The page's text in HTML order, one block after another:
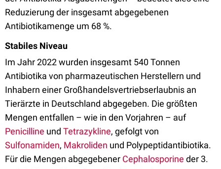
Reduzierung der insgesamt abgegebenen
Antibiotikamenge um 68 %.
Stabiles Niveau
Im Jahr 2022 wurden insgesamt 540 Tonnen
Antibiotika von pharmazeutischen Herstellern und
Inhabern einer Großhandelsvertriebserlaubnis an
Tierärzte in Deutschland abgegeben. Die größten
Mengen entfallen – wie in den Vorjahren – auf
Penicilline und Tetrazykline, gefolgt von
Sulfonamiden, Makroliden und Polypeptidantibiotika.
Für die Mengen abgegebener Cephalosporine der 3.